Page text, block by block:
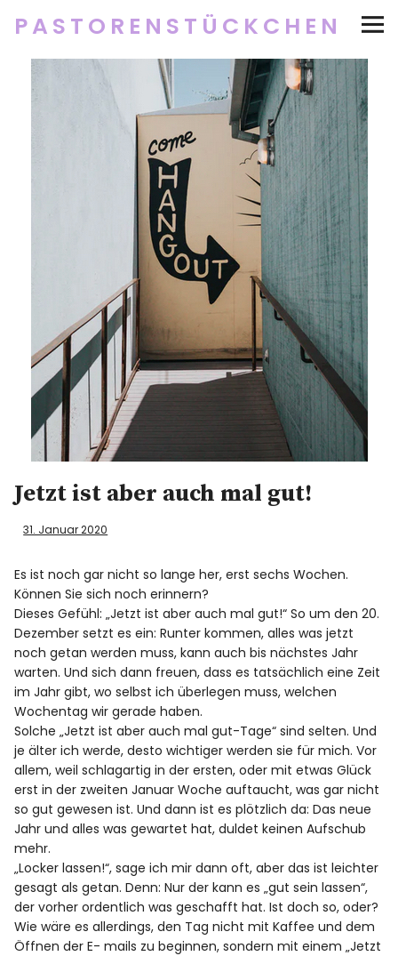
PASTORENSTÜCKCHEN
Startseite
Impressum/Datenschutz
TwitterRSS InstagramFacebookpinterest
flickr500px
Spotify
Jetzt ist aber auch mal gut!
31. Januar 2020
Es ist noch gar nicht so lange her, erst sechs Wochen.
Können Sie sich noch erinnern?
Dieses Gefühl: „Jetzt ist aber auch mal gut!“ So um den 20.
Dezember setzt es ein: Runter kommen, alles was jetzt
noch getan werden muss, kann auch bis nächstes Jahr
warten. Und sich dann freuen, dass es tatsächlich eine Zeit
im Jahr gibt, wo selbst ich überlegen muss, welchen
Wochentag wir gerade haben.
Solche „Jetzt ist aber auch mal gut-Tage“ sind selten. Und
je älter ich werde, desto wichtiger werden sie für mich. Vor
allem, weil schlagartig in der ersten, oder mit etwas Glück
erst in der zweiten Januar Woche auftaucht, was gar nicht
so gut gewesen ist. Und dann ist es plötzlich da: Das neue
Jahr und alles was gewartet hat, duldet keinen Aufschub
mehr.
„Locker lassen!“, sage ich mir dann oft, aber das ist leichter
gesagt als getan. Denn: Nur der kann es „gut sein lassen“,
der vorher ordentlich was geschafft hat. Ist doch so, oder?
Wie wäre es allerdings, den Tag nicht mit Kaffee und dem
Öffnen der E- mails zu beginnen, sondern mit einem „Jetzt